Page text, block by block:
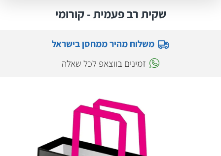
שקית רב פעמית - קורומי
משלוח מהיר ממחסן בישראל
זמינים בווצאפ לכל שאלה